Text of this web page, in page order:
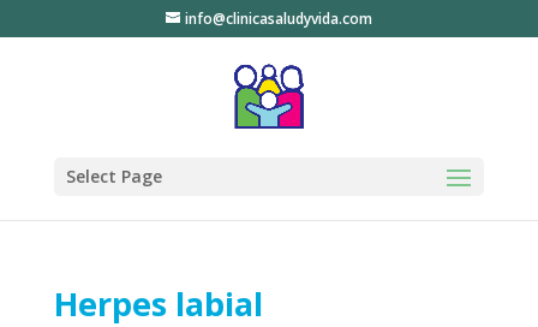
info@clinicasaludyvida.com
Select Page
Herpes labial